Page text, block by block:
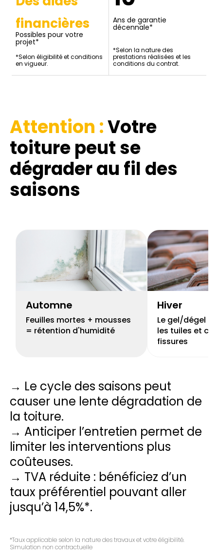
financières
Possibles pour votre
projet*
*Selon éligibilité et conditions
en vigueur.
Ans de garantie
décennale*
*Selon la nature des
prestations réalisées et les
conditions du contrat.
Attention :Votre
toiturepeut se
dégrader au fil des
saisons
Automne
Feuilles mortes + mousses
= rétention d'humidité
Hiver
Le gel/dégel
les tuiles et
fissures
→ Le cycle des saisons peut
causer une lente dégradation de
la toiture.
→ Anticiper l’entretien permet de
limiter les interventions plus
coûteuses.
→ TVA réduite : bénéficiez d’un
taux préférentiel pouvant aller
jusqu’à 14,5%*.
*Taux applicable selon la nature des travaux et votre éligibilité.
Simulation non contractuelle